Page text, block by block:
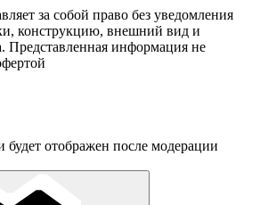
за собой право без уведомления
конструкцию, внешний вид и
Представленная информация не
отображен после модерации